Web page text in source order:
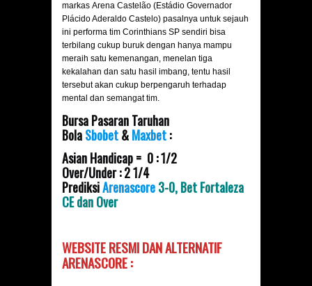
markas Arena Castelão (Estádio Governador
Plácido Aderaldo Castelo) pasalnya untuk sejauh
ini performa tim Corinthians SP sendiri bisa
terbilang cukup buruk dengan hanya mampu
meraih satu kemenangan, menelan tiga
kekalahan dan satu hasil imbang, tentu hasil
tersebut akan cukup berpengaruh terhadap
mental dan semangat tim.
Bursa Pasaran Taruhan
BolaSbobet&Maxbet:
Asian Handicap = 0 : 1/2
Over/Under : 2 1/4
PrediksiArenascore3-0, Bet Fortaleza
CE dan Over
WEBSITE RESMI DANALTERNATIF
ARENASCORE :